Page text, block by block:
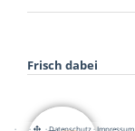
Frisch dabei
· · ·Datenschutz·Impressum